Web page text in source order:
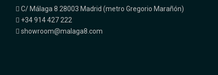
C/ Málaga 8 28003 Madrid (metro Gregorio Marañón)
+34 914 427 222
showroom@malaga8.com